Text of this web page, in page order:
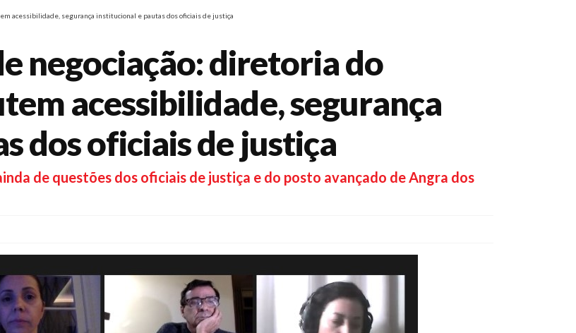
acessibilidade, segurança institucional e pautas dos oficiais de justiça
negociação: diretoria do
acessibilidade, segurança
dos oficiais de justiça
de questões dos oficiais de justiça e do posto avançado de Angra dos